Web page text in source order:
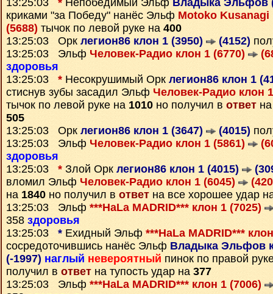
13:25:03 * Непобедимый Эльф Владыка Эльфов
криками "за Победу" нанёс Эльф Motoko Kusanagi
(5688) тычок по левой руке на 400
13:25:03 Орк легион86 клон 1 (3950) (4152)
13:25:03 Эльф Человек-Радио клон 1 (6770)
здоровья
13:25:03 * Несокрушимый Орк легион86 клон 1
стиснув зубы засадил Эльф Человек-Радио клон
тычок по левой руке на 1010 но получил в ответ
505
13:25:03 Орк легион86 клон 1 (3647) (4015)
13:25:03 Эльф Человек-Радио клон 1 (5861)
здоровья
13:25:03 * Злой Орк легион86 клон 1 (4015)
вломил Эльф Человек-Радио клон 1 (6045)
на 1840 но получил в ответ на все хорошее удар
13:25:03 Эльф ***HaLa MADRID*** клон 1 (7025)
358 здоровья
13:25:03 * Ехидный Эльф ***HaLa MADRID***
сосредоточившись нанёс Эльф Владыка Эльфов
(-1997) наглый невероятный пинок по правой
получил в ответ на тупость удар на 377
13:25:03 Эльф ***HaLa MADRID*** клон 1 (7006)